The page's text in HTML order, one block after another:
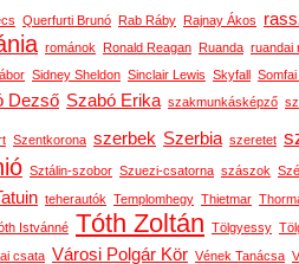
Querfurti Brunó Rab Ráby Rajnay Ákos
románok Ronald Reagan Ruanda ruandai
Sidney Sheldon Sinclair Lewis Skyfall
Dezső Szabó Erika szakmunkásképző
Szentkorona szerbek Szerbia szeretet
Sztálin-szobor Szuezi-csatorna szászok
teherautók Templomhegy Thietmar
Istvánné Tóth Zoltán Tölgyessy
csata Városi Polgár Kör Vének Tanácsa